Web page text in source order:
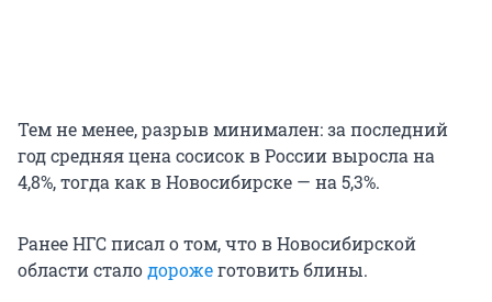
Тем не менее, разрыв минимален: за последний
год средняя цена сосисок в России выросла на
4,8%, тогда как в Новосибирске — на 5,3%.
Ранее НГС писал о том, что в Новосибирской
области сталодорожеготовить блины.